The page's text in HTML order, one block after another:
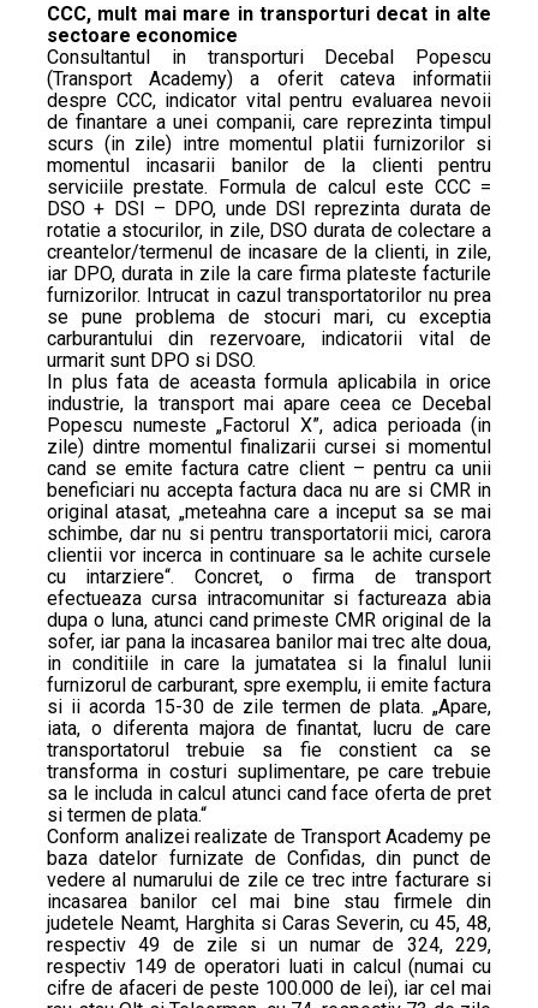
CCC, mult mai mare in transporturi decat in alte
sectoare economice
Consultantul in transporturi Decebal Popescu
(Transport Academy) a oferit cateva informatii
despre CCC, indicator vital pentru evaluarea nevoii
de finantare a unei companii, care reprezinta timpul
scurs (in zile) intre momentul platii furnizorilor si
momentul incasarii banilor de la clienti pentru
serviciile prestate. Formula de calcul este CCC =
DSO + DSI – DPO, unde DSI reprezinta durata de
rotatie a stocurilor, in zile, DSO durata de colectare a
creantelor/termenul de incasare de la clienti, in zile,
iar DPO, durata in zile la care firma plateste facturile
furnizorilor. Intrucat in cazul transportatorilor nu prea
se pune problema de stocuri mari, cu exceptia
carburantului din rezervoare, indicatorii vital de
urmarit sunt DPO si DSO.
In plus fata de aceasta formula aplicabila in orice
industrie, la transport mai apare ceea ce Decebal
Popescu numeste „Factorul X”, adica perioada (in
zile) dintre momentul finalizarii cursei si momentul
cand se emite factura catre client – pentru ca unii
beneficiari nu accepta factura daca nu are si CMR in
original atasat, „meteahna care a inceput sa se mai
schimbe, dar nu si pentru transportatorii mici, carora
clientii vor incerca in continuare sa le achite cursele
cu intarziere“. Concret, o firma de transport
efectueaza cursa intracomunitar si factureaza abia
dupa o luna, atunci cand primeste CMR original de la
sofer, iar pana la incasarea banilor mai trec alte doua,
in conditiile in care la jumatatea si la finalul lunii
furnizorul de carburant, spre exemplu, ii emite factura
si ii acorda 15-30 de zile termen de plata. „Apare,
iata, o diferenta majora de finantat, lucru de care
transportatorul trebuie sa fie constient ca se
transforma in costuri suplimentare, pe care trebuie
sa le includa in calcul atunci cand face oferta de pret
si termen de plata.“
Conform analizei realizate de Transport Academy pe
baza datelor furnizate de Confidas, din punct de
vedere al numarului de zile ce trec intre facturare si
incasarea banilor cel mai bine stau firmele din
judetele Neamt, Harghita si Caras Severin, cu 45, 48,
respectiv 49 de zile si un numar de 324, 229,
respectiv 149 de operatori luati in calcul (numai cu
cifre de afaceri de peste 100.000 de lei), iar cel mai